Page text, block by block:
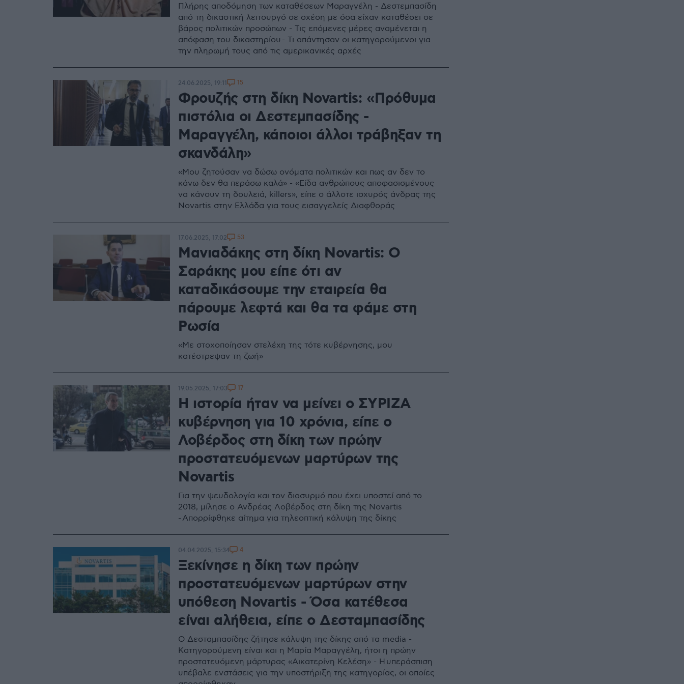
Πλήρης αποδόμηση των καταθέσεων Μαραγγέλη - Δεστεμπασίδη
από τη δικαστική λειτουργό σε σχέση με όσα είχαν καταθέσει σε
βάρος πολιτικών προσώπων - Τις επόμενες μέρες αναμένεται η
απόφαση του δικαστηρίου - Τι απάντησαν οι κατηγορούμενοι για
την πληρωμή τους από τις αμερικανικές αρχές
Φρουζής στη δίκη Novartis: «Πρόθυμα
πιστόλια οι Δεστεμπασίδης -
Μαραγγέλη, κάποιοι άλλοι τράβηξαν τη
σκανδάλη»
«Μου ζητούσαν να δώσω ονόματα πολιτικών και πως αν δεν το
κάνω δεν θα περάσω καλά» - «Είδα ανθρώπους αποφασισμένους
να κάνουν τη δουλειά, killers», είπε ο άλλοτε ισχυρός άνδρας της
Novartis στην Ελλάδα για τους εισαγγελείς Διαφθοράς
24.06.2025, 19:11 15
Μανιαδάκης στη δίκη Novartis: Ο
Σαράκης μου είπε ότι αν
καταδικάσουμε την εταιρεία θα
πάρουμε λεφτά και θα τα φάμε στη
Ρωσία
«Με στοχοποίησαν στελέχη της τότε κυβέρνησης, μου
κατέστρεψαν τη ζωή»
17.06.2025, 17:02 53
Η ιστορία ήταν να μείνει ο ΣΥΡΙΖΑ
κυβέρνηση για 10 χρόνια, είπε ο
Λοβέρδος στη δίκη των πρώην
προστατευόμενων μαρτύρων της
Novartis
Για την ψευδολογία και τον διασυρμό που έχει υποστεί από το
2018, μίλησε ο Ανδρέας Λοβέρδος στη δίκη της Novartis
- Απορρίφθηκε αίτημα για τηλεοπτική κάλυψη της δίκης
19.05.2025, 17:03 17
Ξεκίνησε η δίκη των πρώην
προστατευόμενων μαρτύρων στην
υπόθεση Novartis - Όσα κατέθεσα
είναι αλήθεια, είπε ο Δεσταμπασίδης
Ο Δεσταμπασίδης ζήτησε κάλυψη της δίκης από τα media -
Κατηγορούμενη είναι και η Μαρία Μαραγγέλη, ήτοι η πρώην
προστατευόμενη μάρτυρας «Αικατερίνη Κελέση» - Η υπεράσπιση
υπέβαλε ενστάσεις για την υποστήριξη της κατηγορίας, οι οποίες
04.04.2025, 15:34 4